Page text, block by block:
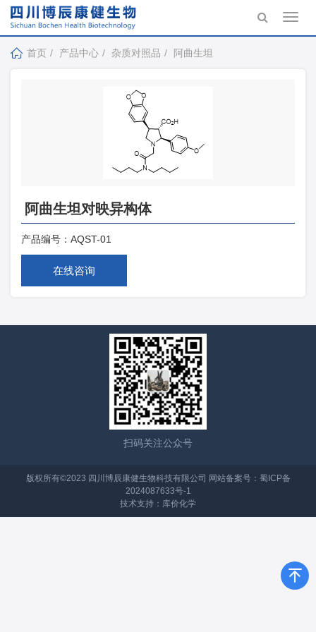
首页
产品中心 杂质对照品 阿曲生坦
阿曲生坦对映异构体
产品编号： AQST-01
在线咨询
扫码关注公众号
版权所有©2023 四川博辰康健生物科技有限公司 网站备案号： 蜀ICP备
2024087633号-1
技术支持： 库价化学